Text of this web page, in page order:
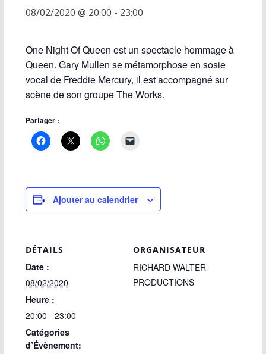
08/02/2020 @ 20:00 - 23:00
One Night Of Queen est un spectacle hommage à
Queen. Gary Mullen se métamorphose en sosie
vocal de Freddie Mercury, il est accompagné sur
scène de son groupe The Works.
Partager :
Ajouter au calendrier
DÉTAILS
Date :
08/02/2020
Heure :
20:00 - 23:00
Catégories
d’Évènement:
ORGANISATEUR
RICHARD WALTER
PRODUCTIONS